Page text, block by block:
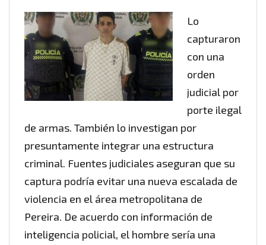
Lo
capturaron
con una
orden
judicial por
porte ilegal
de armas. También lo investigan por
presuntamente integrar una estructura
criminal. Fuentes judiciales aseguran que su
captura podría evitar una nueva escalada de
violencia en el área metropolitana de
Pereira. De acuerdo con información de
inteligencia policial, el hombre sería una